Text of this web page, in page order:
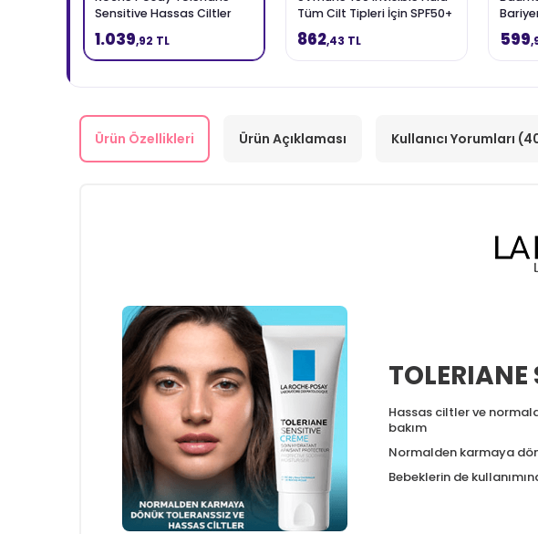
Sensitive Hassas Ciltler
İçin Yatıştıran Nemlendirici
Krem 40 ml
1.039,92 TL
Tüm Cilt Tipleri İçin SPF50+
Yüz Güneş Kremi 50 ml
862,43 TL
Kremi
599
Ürün Özellikleri Ürün Açıklaması Kullanıcı Yorumları
TOLERIANE
Hassas ciltler ve
bakım
Normalden karmaya
Bebeklerin de